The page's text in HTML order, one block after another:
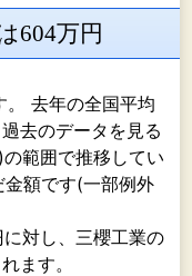
製造を行い、当
会社に対して、
社サンオーコミ
の開発及びその
アメリカ イン
部品の製造を行
604万円
。 去年の全国平均
去のデータを見る
範囲で推移してい
額です(一部例外
対し、三櫻工業の
ます。